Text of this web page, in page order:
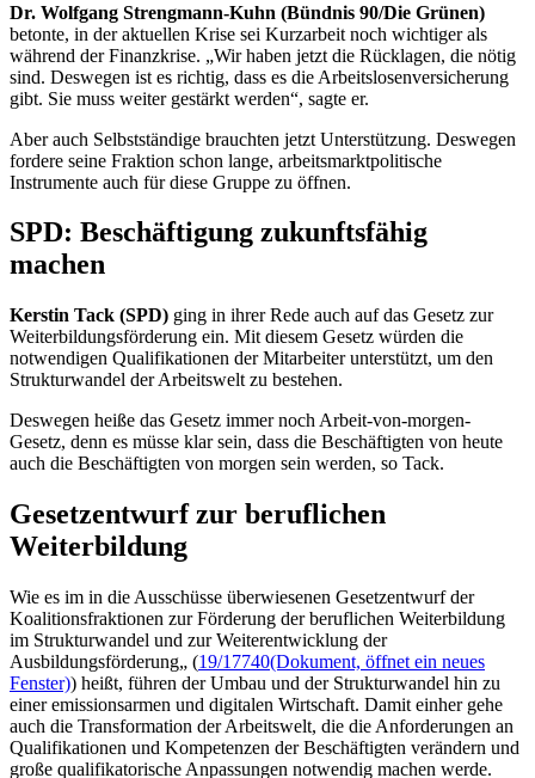
Dr. Wolfgang Strengmann-Kuhn (Bündnis 90/Die Grünen)
betonte, in der aktuellen Krise sei Kurzarbeit noch wichtiger als
während der Finanzkrise. „Wir haben jetzt die Rücklagen, die nötig
sind. Deswegen ist es richtig, dass es die Arbeitslosenversicherung
gibt. Sie muss weiter gestärkt werden“, sagte er.
Aber auch Selbstständige brauchten jetzt Unterstützung. Deswegen
fordere seine Fraktion schon lange, arbeitsmarktpolitische
Instrumente auch für diese Gruppe zu öffnen.
SPD: Beschäftigung zukunftsfähig
machen
Kerstin Tack (SPD) ging in ihrer Rede auch auf das Gesetz zur
Weiterbildungsförderung ein. Mit diesem Gesetz würden die
notwendigen Qualifikationen der Mitarbeiter unterstützt, um den
Strukturwandel der Arbeitswelt zu bestehen.
Deswegen heiße das Gesetz immer noch Arbeit-von-morgen-
Gesetz, denn es müsse klar sein, dass die Beschäftigten von heute
auch die Beschäftigten von morgen sein werden, so Tack.
Gesetzentwurf zur beruflichen
Weiterbildung
Wie es im in die Ausschüsse überwiesenen Gesetzentwurf der
Koalitionsfraktionen zur Förderung der beruflichen Weiterbildung
im Strukturwandel und zur Weiterentwicklung der
Ausbildungsförderung„ (19/17740(Dokument, öffnet ein neues
Fenster)) heißt, führen der Umbau und der Strukturwandel hin zu
einer emissionsarmen und digitalen Wirtschaft. Damit einher gehe
auch die Transformation der Arbeitswelt, die die Anforderungen an
Qualifikationen und Kompetenzen der Beschäftigten verändern und
große qualifikatorische Anpassungen notwendig machen werde.